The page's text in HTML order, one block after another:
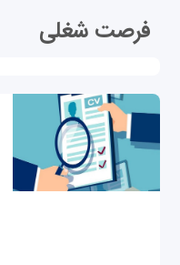
فرصت شغلی